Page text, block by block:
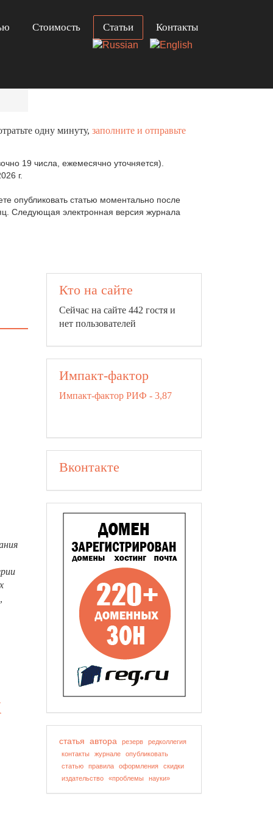
Стоимость Статьи Контакты
одну минуту, заполните и отправьте
19 числа, ежемесячно уточняется).
г.
опубликовать статью моментально после
Следующая электронная версия журнала
Кто на сайте
Сейчас на сайте 442 гостя и
нет пользователей
Импакт-фактор
Импакт-фактор РИФ - 3,87
Вконтакте
статья автора резерв
редколлегия
контакты
журнале
опубликовать
статью
правила оформления
скидки
издательство
«проблемы науки»